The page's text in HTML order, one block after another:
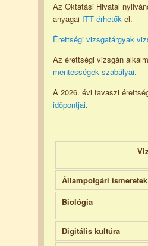
Az Oktatási Hivatal
anyagai ITT érhetőkel.
Érettségi vizsgatárgyak
Az érettségi vizsgán
mentességek szabályai.
A 2026. évi tavaszi
időpontjai.
Állampolgári ismeretek
Biológia
Digitális kultúra